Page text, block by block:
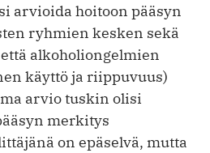
arvioida hoitoon pääsyn
ryhmien kesken sekä
alkoholiongelmien
käyttö ja riippuvuus)
arvio tuskin olisi
merkitys
on epäselvä, mutta